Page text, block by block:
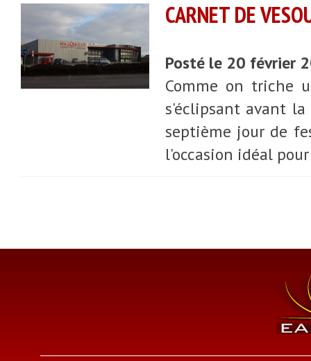
CARNET DE
Posté le 20 février
Comme on triche
s'éclipsant avant
septième jour de
l'occasion idéal